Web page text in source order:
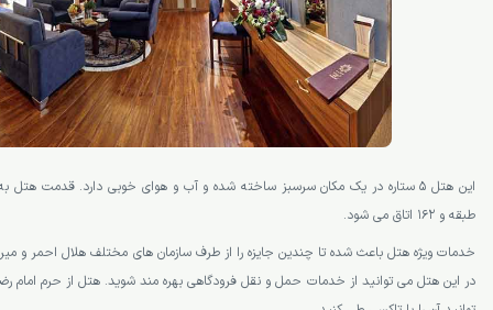
طبقه و 162 اتاق می شود.
خدمات ویژه هتل باعث شده تا چندین جایزه را از طرف سازمان های مختلف هلال احمر و